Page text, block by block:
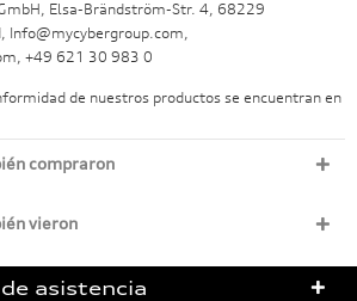
Elsa-Brändström-Str. 4, 68229
Info@mycybergroup.com,
+49 621 30 983 0
de nuestros productos se encuentran en
compraron
vieron
asistencia